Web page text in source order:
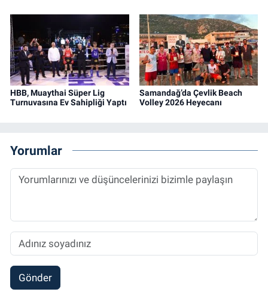
HBB, Muaythai Süper Lig
Turnuvasına Ev Sahipliği Yaptı
Samandağ’da Çevlik Beach
Volley 2026 Heyecanı
Yorumlar
Gönder